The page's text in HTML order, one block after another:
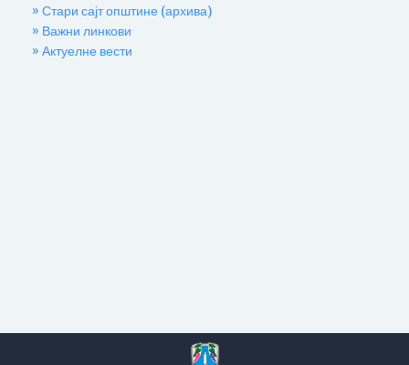
» Стари сајт општине (архива)
» Важни линкови
» Актуелне вести